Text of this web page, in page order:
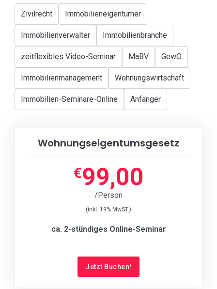
Zivilrecht Immobilieneigentümer
Immobilienverwalter Immobilienbranche
zeitflexibles Video-Seminar MaBV GewO
Immobilienmanagement Wohnungswirtschaft
Immobilien-Seminare-Online Anfänger
Wohnungseigentumsgesetz
€99,00
/Person
(inkl. 19% MwST.)
ca. 2-stündiges Online-Seminar
Jetzt Buchen!